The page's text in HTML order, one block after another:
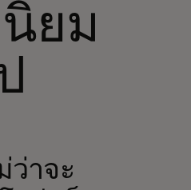
ยม
ว่าจะ